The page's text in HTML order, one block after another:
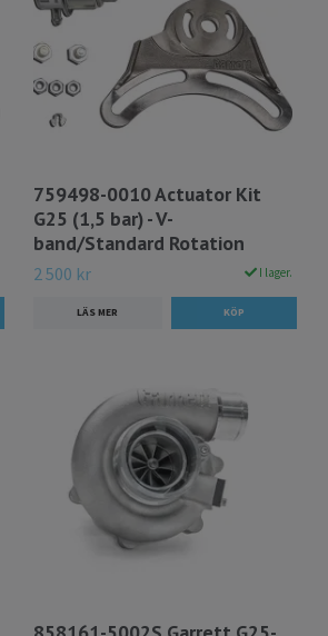
759498-0010 Actuator Kit
G25 (1,5 bar) - V-
band/Standard Rotation
2 500 kr I lager.
LÄS MER